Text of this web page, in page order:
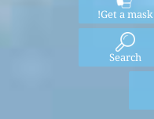
Get a mask!
Search